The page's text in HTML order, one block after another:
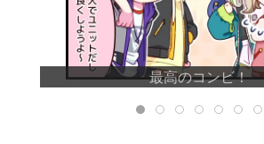
最高のコンビ！